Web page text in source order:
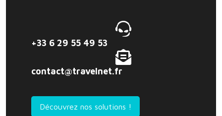
+33 6 29 55 49 53
contact@travelnet.fr
Découvrez nos solutions !